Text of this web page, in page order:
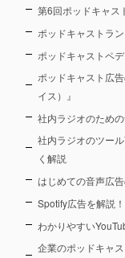
第6回ポッドキャス
ポッドキャストラ
ポッドキャストペ
ポッドキャスト広
イス）』
社内ラジオのため
社内ラジオのツー
く解説
はじめての音声広
Spotify広告を解説
わかりやすい
企業のポッドキャ